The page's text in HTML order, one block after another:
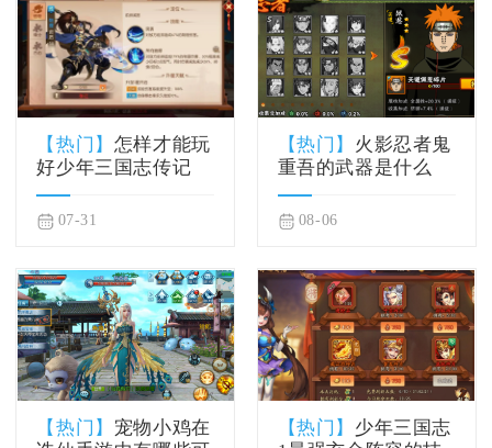
【热门】 怎样才能玩
好少年三国志传记
07-31
【热门】 火影忍者鬼
重吾的武器是什么
08-06
【热门】 宠物小鸡在
【热门】 少年三国志